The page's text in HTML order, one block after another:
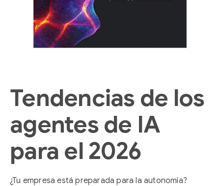
Tendencias de los
agentes de IA
para el 2026
¿Tu empresa está preparada para la autonomía?